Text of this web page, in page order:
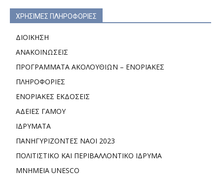
ΧΡΗΣΙΜΕΣ ΠΛΗΡΟΦΟΡΙΕΣ
ΔΙΟΙΚΗΣΗ
ΑΝΑΚΟΙΝΩΣΕΙΣ
ΠΡΟΓΡΑΜΜΑΤΑ ΑΚΟΛΟΥΘΙΩΝ – ΕΝΟΡΙΑΚΕΣ
ΠΛΗΡΟΦΟΡΙΕΣ
ΕΝΟΡΙΑΚΕΣ ΕΚΔΟΣΕΙΣ
ΑΔΕΙΕΣ ΓΑΜΟΥ
ΙΔΡΥΜΑΤΑ
ΠΑΝΗΓΥΡΙΖΟΝΤΕΣ ΝΑΟΙ 2023
ΠΟΛΙΤΙΣΤΙΚΟ ΚΑΙ ΠΕΡΙΒΑΛΛΟΝΤΙΚΟ ΙΔΡΥΜΑ
ΜΝΗΜΕΙΑ UNESCO